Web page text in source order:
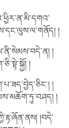
།
།
།
།
།
།བདེ་